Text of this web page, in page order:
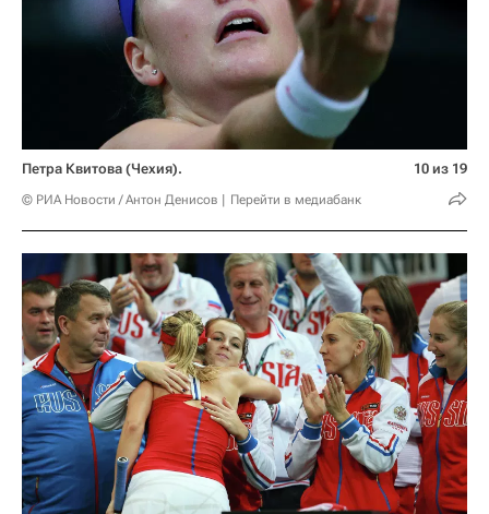
Петра Квитова (Чехия).
© РИА Новости / Антон Денисов Перейти в медиабанк
10 из 19